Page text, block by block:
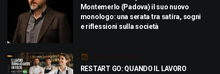
Montemerlo (Padova) il suo nuovo
monologo: una serata tra satira, sogni
e riflessioni sulla società
Luglio 21, 2026
RESTART GO: QUANDO IL LAVORO